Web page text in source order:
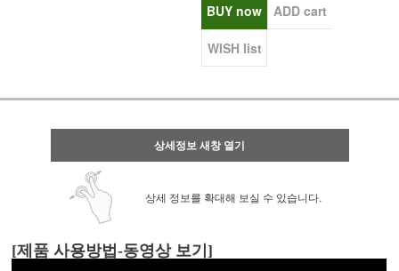
BUY now ADD cart
WISH list
상세정보 새창 열기
상세 정보를 확대해 보실 수 있습니다.
[제품 사용방법-동영상 보기]